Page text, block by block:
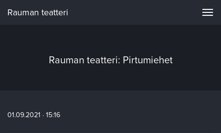
Rauman teatteri
Rauman teatteri: Pirtumiehet
01.09.2021 · 15:16